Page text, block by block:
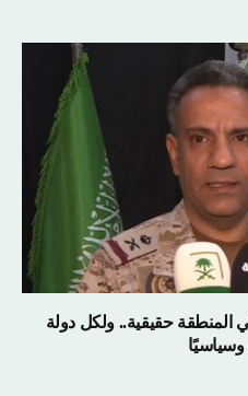
المنطقة حقيقية.. ولكل دولة